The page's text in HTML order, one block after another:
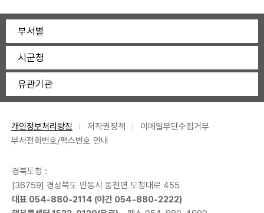
부서별
시군청
유관기관
개인정보처리방침 저작권정책
이메일무단수집거부
부서전화번호/팩스번호 안내
경북도청 :
[36759] 경상북도 안동시 풍천면 도청대로 455
대표 054-880-2114 (야간 054-880-2222)